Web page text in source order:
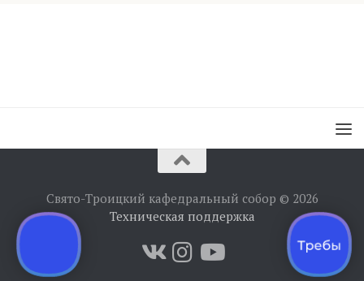
Свято-Троицкий кафедральный собор © 2026
Техническая поддержка